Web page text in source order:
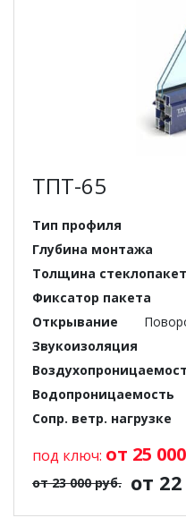
ТПТ-65
Тип профиля
Глубина монтажа
Толщина
Фиксатор пакета
Открывание
Звукоизоляция
Водопроницаемость
Сопр. ветр. нагрузке
под ключ: от 25
от 23 000 руб. от